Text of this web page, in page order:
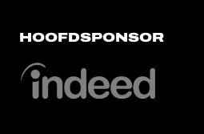
HOOFDSPONSOR